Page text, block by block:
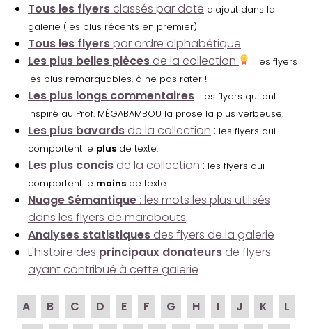
Tous les flyers classés par date d'ajout dans la
galerie (les plus récents en premier)
Tous les flyerspar ordre alphabétique
Les plus belles pièces de la collection : les flyers
les plus remarquables, à ne pas rater !
Les plus longs commentaires : les flyers qui ont
inspiré au Prof. MÉGABAMBOU la prose la plus verbeuse.
Les plus bavards de la collection : les flyers qui
comportent le plus de texte.
Les plus concis de la collection : les flyers qui
comportent le moins de texte.
Nuage Sémantique : les mots les plus utilisés
dans les flyers de marabouts
Analyses statistiques des flyers de la galerie
L'histoire des principaux donateurs de flyers
ayant contribué à cette galerie
A B C D E F G H I J K
L